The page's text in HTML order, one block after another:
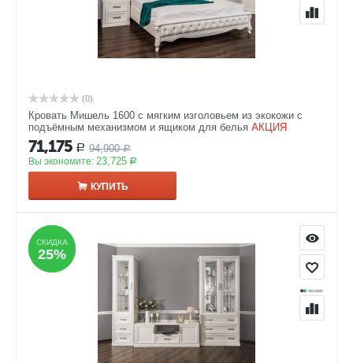
(0)
Кровать Мишель 1600 с мягким изголовьем из экокожи с
подъёмным механизмом и ящиком для белья АКЦИЯ
71,175 Р 94,900 Р
Вы экономите: 23,725 Р
КУПИТЬ
СКИДКА
25%
СКИДКА
25%